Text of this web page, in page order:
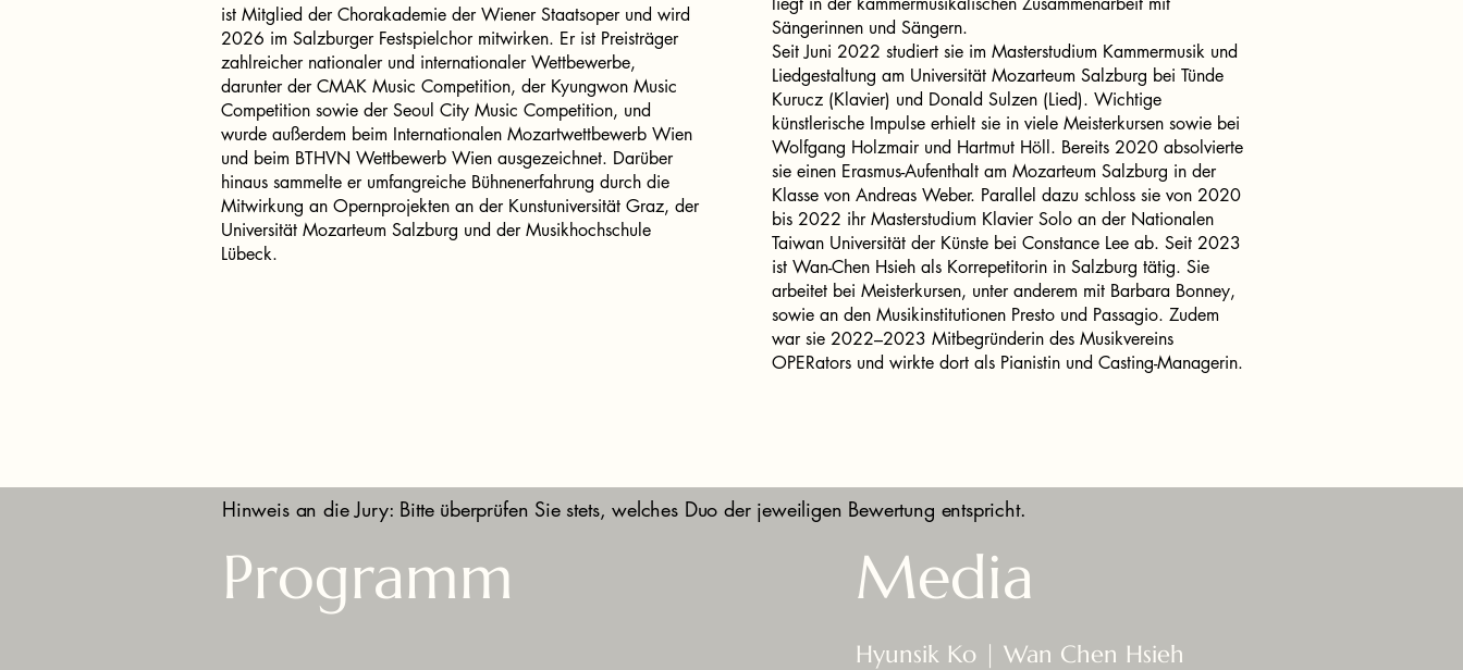
ist Mitglied der Chorakademie der Wiener Staatsoper und wird
2026 im Salzburger Festspielchor mitwirken. Er ist Preisträger
zahlreicher nationaler und internationaler Wettbewerbe,
darunter der CMAK Music Competition, der Kyungwon Music
Competition sowie der Seoul City Music Competition, und
wurde außerdem beim Internationalen Mozartwettbewerb Wien
und beim BTHVN Wettbewerb Wien ausgezeichnet. Darüber
hinaus sammelte er umfangreiche Bühnenerfahrung durch die
Mitwirkung an Opernprojekten an der Kunstuniversität Graz, der
Universität Mozarteum Salzburg und der Musikhochschule
Lübeck.
Sängerinnen und Sängern.
Seit Juni 2022 studiert sie im Masterstudium Kammermusik und
Liedgestaltung am Universität Mozarteum Salzburg bei Tünde
Kurucz (Klavier) und Donald Sulzen (Lied). Wichtige
künstlerische Impulse erhielt sie in viele Meisterkursen sowie bei
Wolfgang Holzmair und Hartmut Höll. Bereits 2020 absolvierte
sie einen Erasmus-Aufenthalt am Mozarteum Salzburg in der
Klasse von Andreas Weber. Parallel dazu schloss sie von 2020
bis 2022 ihr Masterstudium Klavier Solo an der Nationalen
Taiwan Universität der Künste bei Constance Lee ab. Seit 2023
ist Wan-Chen Hsieh als Korrepetitorin in Salzburg tätig. Sie
arbeitet bei Meisterkursen, unter anderem mit Barbara Bonney,
sowie an den Musikinstitutionen Presto und Passagio. Zudem
war sie 2022–2023 Mitbegründerin des Musikvereins
OPERators und wirkte dort als Pianistin und Casting-Managerin.
Hinweis an die Jury: Bitte überprüfen Sie stets, welches Duo der jeweiligen Bewertung entspricht.
Programm Media
Hyunsik Ko | Wan Chen Hsieh